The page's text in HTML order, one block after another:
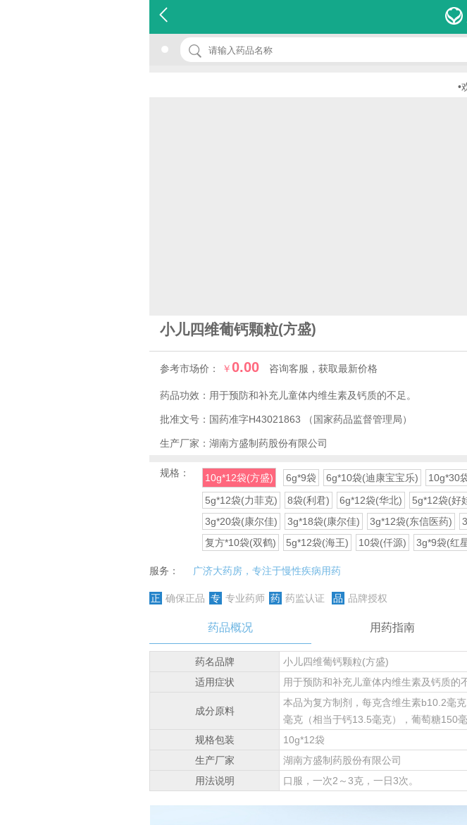
•欢迎光
小儿四维葡钙颗粒(方盛)
参考市场价： ￥0.00 咨询客服，获取最新价格
药品功效： 用于预防和补充儿童体内维生素及钙质的不足。
批准文号： 国药准字H43021863 （国家药品监督管理局）
生产厂家： 湖南方盛制药股份有限公司
规格： 10g*12袋(方盛) 6g*9袋 6g*10袋(迪康宝宝乐) 10g*30
5g*12袋(力菲克)
8袋(利君) 6g*12袋(华北) 5g*12袋(好
3g*20袋(康尔佳)
3g*18袋(康尔佳) 3g*12袋(东信医药)
复方*10袋(双鹤)
5g*12袋(海王) 10袋(仟源) 3g*9袋(红
服务： 广济大药房，专注于慢性疾病用药
正 确保正品 专 专业药师 药 药监认证 品 品牌授权
药品概况 用药指南
药名品牌
小儿四维葡钙颗粒(方盛)
适用症状
用于预防和补充儿童体内维生素及钙质的
成分原料
本品为复方制剂，每克含维生素b10.2毫
毫克（相当于钙13.5毫克），葡萄糖150毫
规格包装
10g*12袋
生产厂家
湖南方盛制药股份有限公司
用法说明
口服，一次2～3克，一日3次。